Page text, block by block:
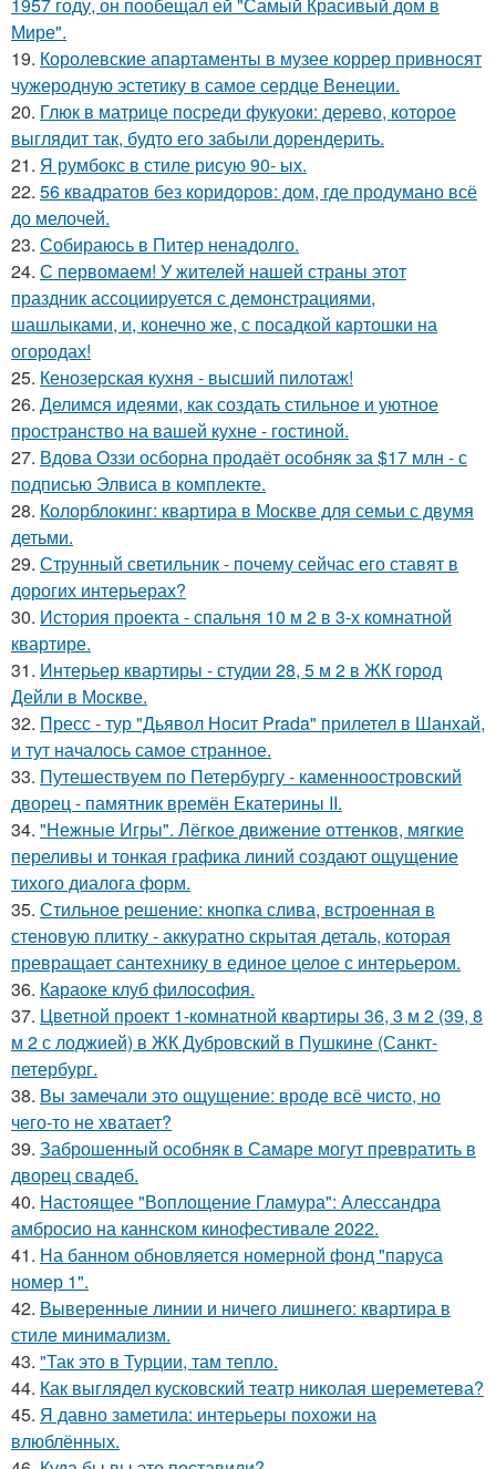
Мире".
19. Королевские апартаменты в музее коррер привносят
чужеродную эстетику в самое сердце Венеции.
20. Глюк в матрице посреди фукуоки: дерево, которое
выглядит так, будто его забыли дорендерить.
21. Я румбокс в стиле рисую 90- ых.
22. 56 квадратов без коридоров: дом, где продумано всё
до мелочей.
23. Собираюсь в Питер ненадолго.
24. С первомаем! У жителей нашей страны этот
праздник ассоциируется с демонстрациями,
шашлыками, и, конечно же, с посадкой картошки на
огородах!
25. Кенозерская кухня - высший пилотаж!
26. Делимся идеями, как создать стильное и уютное
пространство на вашей кухне - гостиной.
27. Вдова Оззи осборна продаёт особняк за $17 млн - с
подписью Элвиса в комплекте.
28. Колорблокинг: квартира в Москве для семьи с двумя
детьми.
29. Струнный светильник - почему сейчас его ставят в
дорогих интерьерах?
30. История проекта - спальня 10 м 2 в 3-х комнатной
квартире.
31. Интерьер квартиры - студии 28, 5 м 2 в ЖК город
Дейли в Москве.
32. Пресс - тур "Дьявол Носит Prada" прилетел в Шанхай,
и тут началось самое странное.
33. Путешествуем по Петербургу - каменноостровский
дворец - памятник времён Екатерины II.
34. "Нежные Игры". Лёгкое движение оттенков, мягкие
переливы и тонкая графика линий создают ощущение
тихого диалога форм.
35. Стильное решение: кнопка слива, встроенная в
стеновую плитку - аккуратно скрытая деталь, которая
превращает сантехнику в единое целое с интерьером.
36. Караоке клуб философия.
37. Цветной проект 1-комнатной квартиры 36, 3 м 2 (39, 8
м 2 с лоджией) в ЖК Дубровский в Пушкине (Санкт-
петербург.
38. Вы замечали это ощущение: вроде всё чисто, но
чего-то не хватает?
39. Заброшенный особняк в Самаре могут превратить в
дворец свадеб.
40. Настоящее "Воплощение Гламура": Алессандра
амбросио на каннском кинофестивале 2022.
41. На банном обновляется номерной фонд "паруса
номер 1".
42. Выверенные линии и ничего лишнего: квартира в
стиле минимализм.
43. "Так это в Турции, там тепло.
44. Как выглядел кусковский театр николая шереметева?
45. Я давно заметила: интерьеры похожи на
влюблённых.